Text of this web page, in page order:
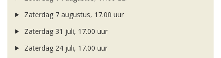
Zaterdag 7 augustus, 17.00 uur
Zaterdag 31 juli, 17.00 uur
Zaterdag 24 juli, 17.00 uur